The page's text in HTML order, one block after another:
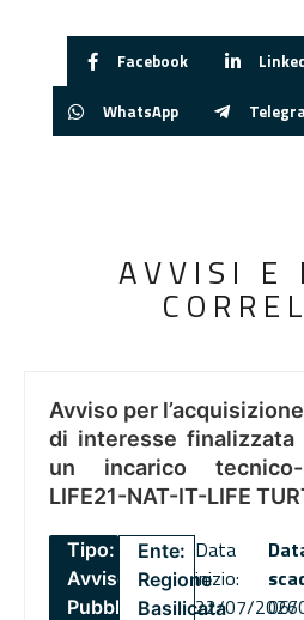
Facebook
WhatsApp
AVVISI E
Avviso per
di interesse finalizzata
un incarico tecnico-
LIFE21-NAT-IT-LIFE
Tipo:
Avviso
Pubblico
Ente:
Regione
Basilicata
Data
inizio:
22/07/2026
06/